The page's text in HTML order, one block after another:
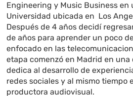
Engineering y Music Business en
Universidad ubicada en Los
Después de 4 años decidí
de años para aprender un poco
enfocado en las
etapa comenzó en Madrid en una
dedica al desarrollo de
redes sociales y al mismo tiempo
productora audiovisual.